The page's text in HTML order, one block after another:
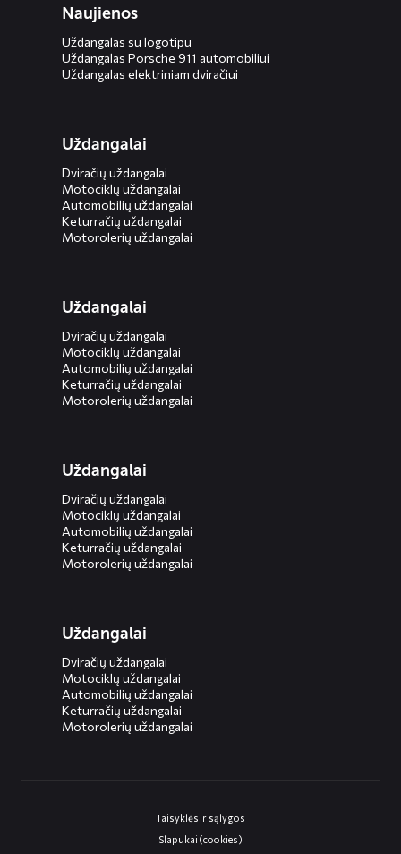
Naujienos
Uždangalas su logotipu
Uždangalas Porsche 911 automobiliui
Uždangalas elektriniam dviračiui
Uždangalai
Dviračių uždangalai
Motociklų uždangalai
Automobilių uždangalai
Keturračių uždangalai
Motorolerių uždangalai
Uždangalai
Dviračių uždangalai
Motociklų uždangalai
Automobilių uždangalai
Keturračių uždangalai
Motorolerių uždangalai
Uždangalai
Dviračių uždangalai
Motociklų uždangalai
Automobilių uždangalai
Keturračių uždangalai
Motorolerių uždangalai
Uždangalai
Dviračių uždangalai
Motociklų uždangalai
Automobilių uždangalai
Keturračių uždangalai
Motorolerių uždangalai
Taisyklės ir sąlygos
Slapukai (cookies)